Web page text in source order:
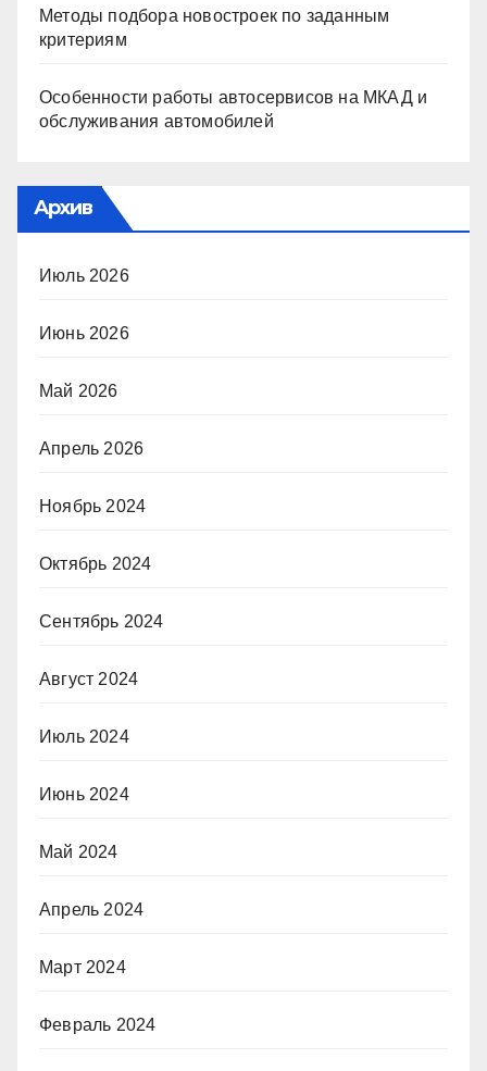
Методы подбора новостроек по заданным
критериям
Особенности работы автосервисов на МКАД и
обслуживания автомобилей
Архив
Июль 2026
Июнь 2026
Май 2026
Апрель 2026
Ноябрь 2024
Октябрь 2024
Сентябрь 2024
Август 2024
Июль 2024
Июнь 2024
Май 2024
Апрель 2024
Март 2024
Февраль 2024